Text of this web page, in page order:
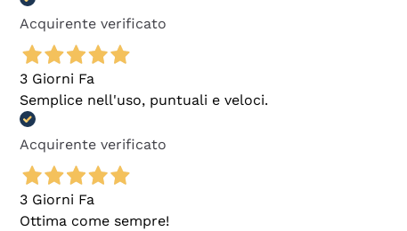
Acquirente verificato
3 Giorni Fa
Semplice nell'uso, puntuali e veloci.
Acquirente verificato
3 Giorni Fa
Ottima come sempre!